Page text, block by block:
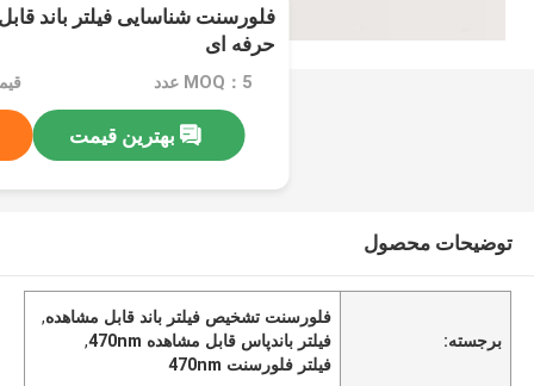
حرفه ای
MOQ：5 عدد
بهترین قیمت
توضیحات محصول
برجسته:
فلورسنت تشخیص فیلتر باند قابل مشاهده,
فیلتر باندپاس قابل مشاهده 470nm
,
فیلتر فلورسنت 470nm